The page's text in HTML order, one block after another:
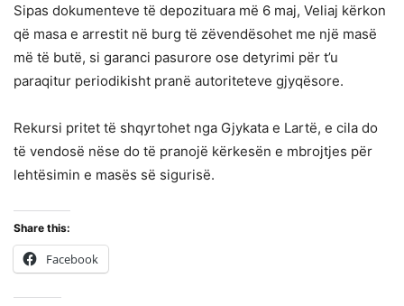
Sipas dokumenteve të depozituara më 6 maj, Veliaj kërkon
që masa e arrestit në burg të zëvendësohet me një masë
më të butë, si garanci pasurore ose detyrimi për t’u
paraqitur periodikisht pranë autoriteteve gjyqësore.
Rekursi pritet të shqyrtohet nga Gjykata e Lartë, e cila do
të vendosë nëse do të pranojë kërkesën e mbrojtjes për
lehtësimin e masës së sigurisë.
Share this:
Facebook